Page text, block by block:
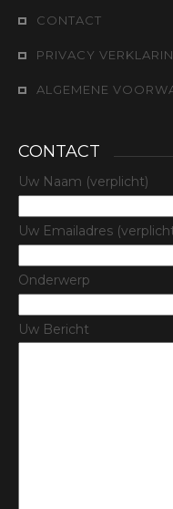
CONTACT
PRIVACY
ALGEMENE
CONTACT
Uw Naam (verplicht)
Uw Emailadres
Onderwerp
Uw Bericht